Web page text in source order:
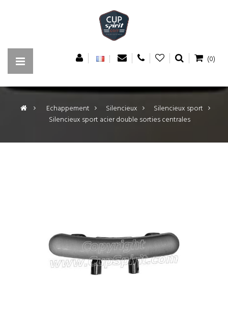
(0)
> Echappement > Silencieux >
Silencieux sport
Silencieux sport acier double sorties centrales